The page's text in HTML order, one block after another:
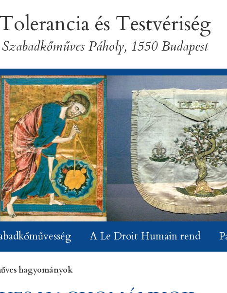
Tolerancia és Testvériség
Szabadkőműves Páholy, 1550 Budapest
A Le Droit Humain rend
hagyományok